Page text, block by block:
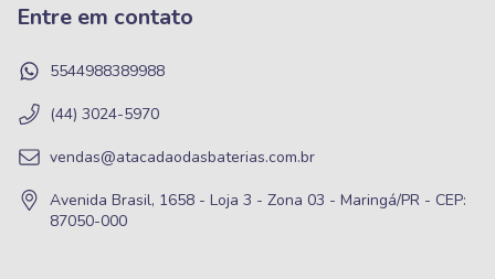
Entre em contato
5544988389988
(44) 3024-5970
vendas@atacadaodasbaterias.com.br
Avenida Brasil, 1658 - Loja 3 - Zona 03 - Maringá/PR - CEP:
87050-000